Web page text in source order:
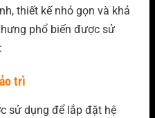
thiết kế nhỏ gọn và khả
phổ biến được sử
trì
sử dụng để lắp đặt hệ